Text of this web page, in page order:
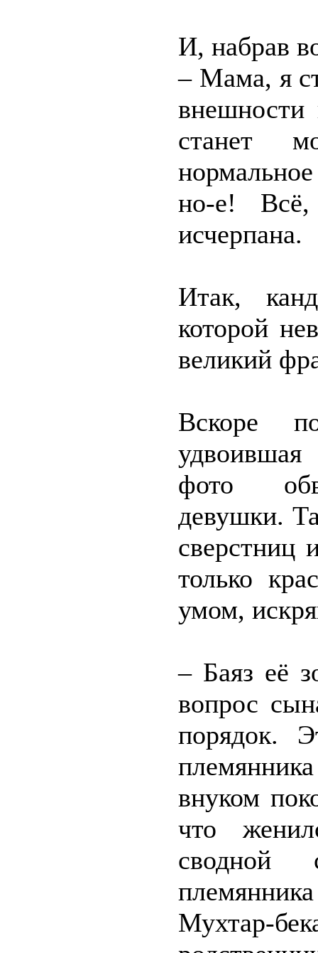
И, набрав
– Мама, я
внешности
станет
но-е! Всё,
исчерпана.
Итак,
которой
великий
Вскоре
фото
девушки.
сверстниц
только
умом,
– Баяз её
вопрос
порядок.
внуком
что
сводной
Мухтар-